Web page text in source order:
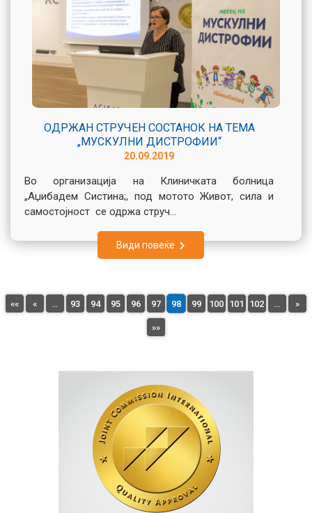
ОДРЖАН СТРУЧЕН СОСТАНОК НА ТЕМА
„МУСКУЛНИ ДИСТРОФИИ“
20.09.2019
Во организација на Клиничката болница
„Аџибадем Систина;, под мотото Живот, сила и
самостојност се одржа струч...
Види повеќе
«« « … 93 94 95 96 97 98 99 100 101 102 … »
»»